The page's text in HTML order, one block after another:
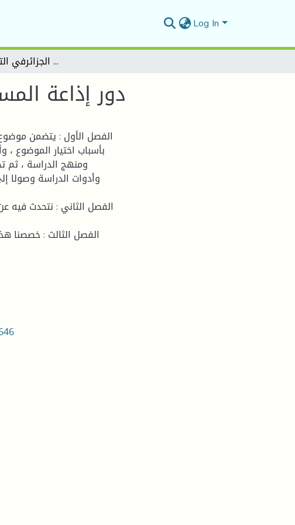
Log In
دور إذاعة المسيلة الإعلام المحلي في الجزائرفي التنمية المحلية
دور إذاعة
الفصل الأول : يتضمن
بأسباب اختيار الموضوع
ومنهج الدراسة ، ثم
وأدوات الدراسة وصولا
الفصل الثاني : نتحدث فيه
الفصل الثالث : خصصنا